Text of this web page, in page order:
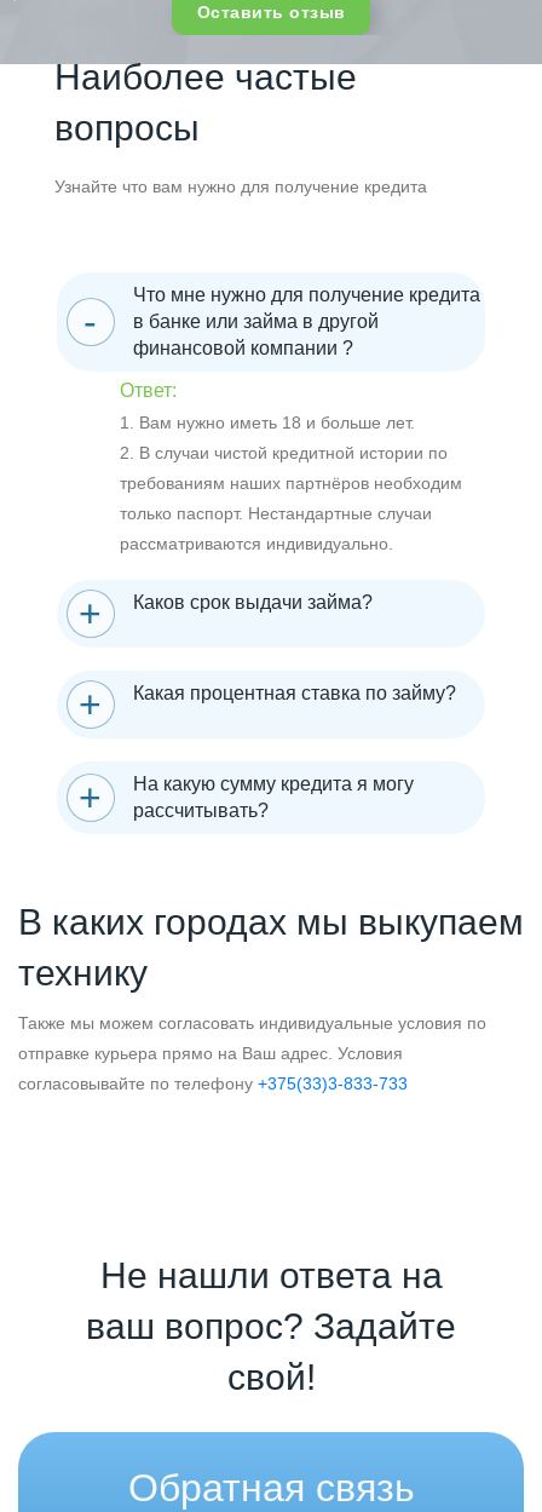
Оставить отзыв
Наиболее частые
вопросы
Узнайте что вам нужно для получение кредита
Что мне нужно для получение кредита
в банке или займа в другой
финансовой компании ?
Ответ:
1. Вам нужно иметь 18 и больше лет.
2. В случаи чистой кредитной истории по
требованиям наших партнёров необходим
только паспорт. Нестандартные случаи
рассматриваются индивидуально.
Каков срок выдачи займа?
Какая процентная ставка по займу?
На какую сумму кредита я могу
рассчитывать?
В каких городах мы выкупаем
технику
Также мы можем согласовать индивидуальные условия по
отправке курьера прямо на Ваш адрес. Условия
согласовывайте по телефону +375(33)3-833-733
Не нашли ответа на
ваш вопрос? Задайте
свой!
Обратная связь